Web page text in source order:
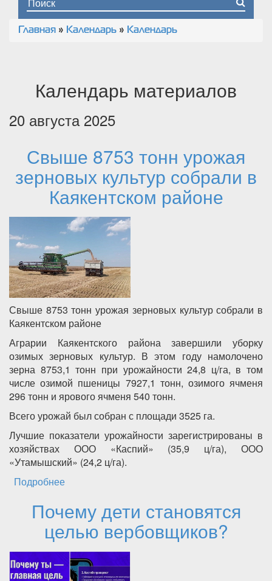
Форма поиска
Вы здесь
Главная » Календарь » Календарь
Календарь материалов
20 августа 2025
Свыше 8753 тонн урожая
зерновых культур собрали в
Каякентском районе
Свыше 8753 тонн урожая зерновых культур собрали в
Каякентском районе
Аграрии Каякентского района завершили уборку
озимых зерновых культур. В этом году намолочено
зерна 8753,1 тонн при урожайности 24,8 ц/га, в том
числе озимой пшеницы 7927,1 тонн, озимого ячменя
296 тонн и ярового ячменя 540 тонн.
Всего урожай был собран с площади 3525 га.
Лучшие показатели урожайности зарегистрированы в
хозяйствах ООО «Каспий» (35,9 ц/га), ООО
«Утамышский» (24,2 ц/га).
Подробнее
Почему дети становятся
целью вербовщиков?